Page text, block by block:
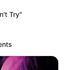
Wrong
Try"